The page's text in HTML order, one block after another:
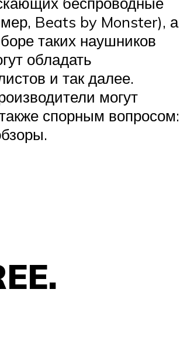
Beats by Monster), а
таких наушников
обладать
и так далее.
могут
спорным вопросом: